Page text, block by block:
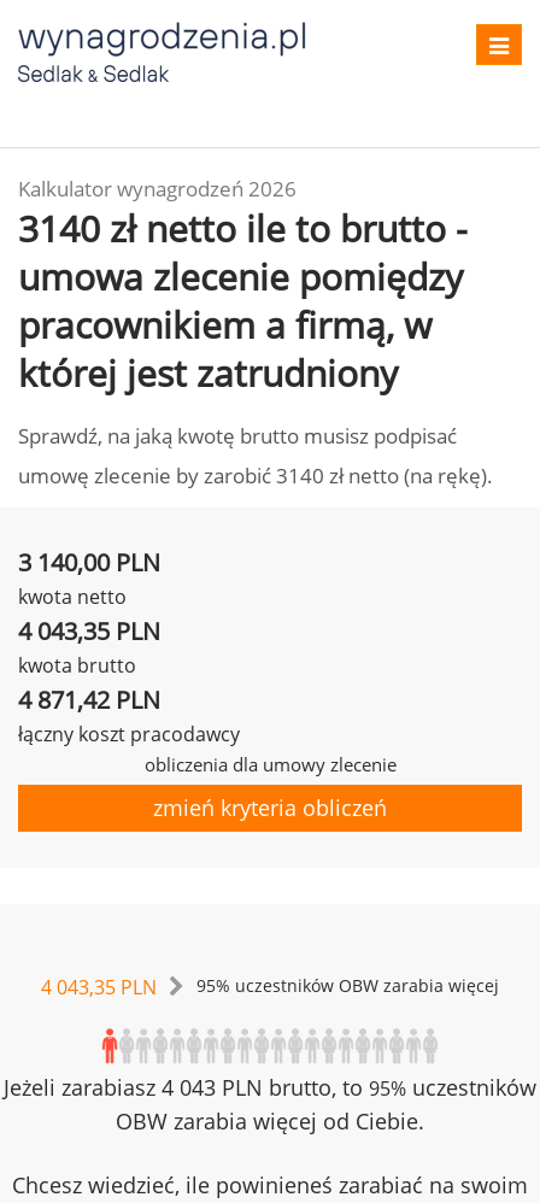
Kalkulator wynagrodzeń 2026
3140 zł netto ile to brutto -
umowa zlecenie pomiędzy
pracownikiem a firmą, w
której jest zatrudniony
Sprawdź, na jaką kwotę brutto musisz podpisać
umowę zlecenie by zarobić 3140 zł netto (na rękę).
3 140,00 PLN
kwota netto
4 043,35 PLN
kwota brutto
4 871,42 PLN
łączny koszt pracodawcy
obliczenia dla umowy zlecenie
zmień kryteria obliczeń
4 043,35 PLN 95% uczestników OBW zarabia więcej
Jeżeli zarabiasz 4 043 PLN brutto, to 95% uczestników
OBW zarabia więcej od Ciebie.
Chcesz wiedzieć, ile powinieneś zarabiać na swoim